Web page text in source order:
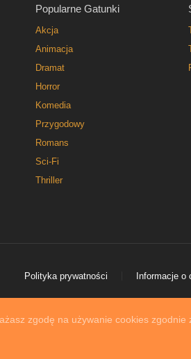
zgodę na używanie cookies zgodnie
Popularne Gatunki
Akcja
Animacja
Dramat
Horror
Komedia
Przygodowy
Romans
Sci-Fi
Thriller
Polityka prywatności Informacje o